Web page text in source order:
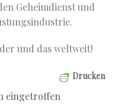
Geheimdienst und
und das weltweit!
Drucken
eingetroffen